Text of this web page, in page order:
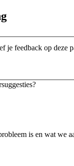
je feedback op deze
is en wat we